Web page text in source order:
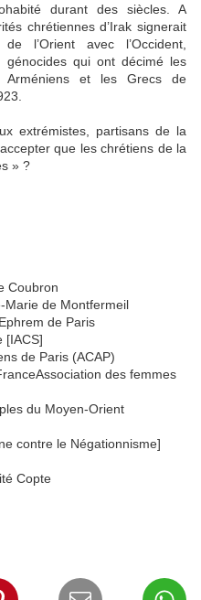
durant des siècles. A
chrétiennes d’Irak signerait
l’Orient avec l’Occident,
qui ont décimé les
Arméniens et les Grecs de
extrémistes, partisans de la
que les chrétiens de la
» ?
Coubron
Marie de Montfermeil
de Paris
[IACS]
de Paris (ACAP)
des femmes
du Moyen-Orient
contre le Négationnisme]
Copte